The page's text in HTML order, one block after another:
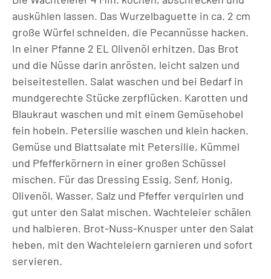
auskühlen lassen. Das Wurzelbaguette in ca. 2 cm
große Würfel schneiden, die Pecannüsse hacken.
In einer Pfanne 2 EL Olivenöl erhitzen. Das Brot
und die Nüsse darin anrösten, leicht salzen und
beiseitestellen. Salat waschen und bei Bedarf in
mundgerechte Stücke zerpflücken. Karotten und
Blaukraut waschen und mit einem Gemüsehobel
fein hobeln. Petersilie waschen und klein hacken.
Gemüse und Blattsalate mit Petersilie, Kümmel
und Pfefferkörnern in einer großen Schüssel
mischen. Für das Dressing Essig, Senf, Honig,
Olivenöl, Wasser, Salz und Pfeffer verquirlen und
gut unter den Salat mischen. Wachteleier schälen
und halbieren. Brot-Nuss-Knusper unter den Salat
heben, mit den Wachteleiern garnieren und sofort
servieren.